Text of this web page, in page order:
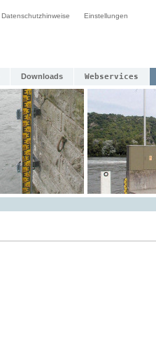
Datenschutzhinweise Einstellungen
Downloads Webservices